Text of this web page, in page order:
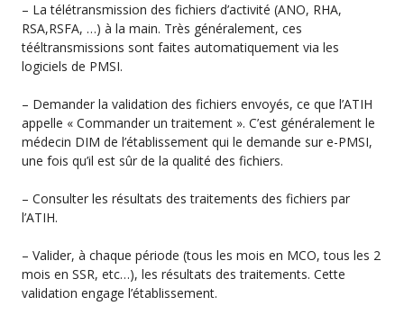
– La télétransmission des fichiers d’activité (ANO, RHA,
RSA,RSFA, …) à la main. Très généralement, ces
tééltransmissions sont faites automatiquement via les
logiciels de PMSI.
– Demander la validation des fichiers envoyés, ce que l’ATIH
appelle « Commander un traitement ». C’est généralement le
médecin DIM de l’établissement qui le demande sur e-PMSI,
une fois qu’il est sûr de la qualité des fichiers.
– Consulter les résultats des traitements des fichiers par
l’ATIH.
– Valider, à chaque période (tous les mois en MCO, tous les 2
mois en SSR, etc…), les résultats des traitements. Cette
validation engage l’établissement.